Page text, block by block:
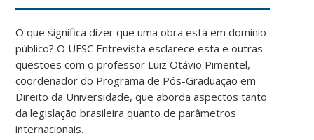
O que significa dizer que uma obra está em domínio
público? O UFSC Entrevista esclarece esta e outras
questões com o professor Luiz Otávio Pimentel,
coordenador do Programa de Pós-Graduação em
Direito da Universidade, que aborda aspectos tanto
da legislação brasileira quanto de parâmetros
internacionais.